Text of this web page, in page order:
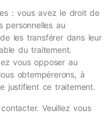
: vous avez le droit de
personnelles au
les transférer dans leur
du traitement.
vous opposer au
obtempérerons, à
justifient ce traitement.
Veuillez vous